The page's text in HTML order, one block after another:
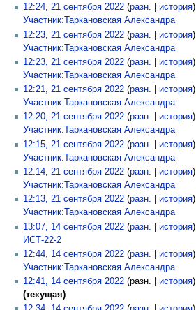
12:24, 21 сентября 2022 (разн. история)
Участник:Таркановская Александра‎
12:23, 21 сентября 2022 (разн. история)
Участник:Таркановская Александра
12:23, 21 сентября 2022 (разн. история)
Участник:Таркановская Александра‎
12:21, 21 сентября 2022 (разн. история)
Участник:Таркановская Александра‎
12:20, 21 сентября 2022 (разн. история)
Участник:Таркановская Александра‎
12:15, 21 сентября 2022 (разн. история)
Участник:Таркановская Александра
12:14, 21 сентября 2022 (разн. история)
Участник:Таркановская Александра‎
12:13, 21 сентября 2022 (разн. история)
Участник:Таркановская Александра‎
13:07, 14 сентября 2022 (разн. история)
ИСТ-22-2
12:44, 14 сентября 2022 (разн. история)
Участник:Таркановская Александра
12:41, 14 сентября 2022 (разн. | история)
(текущая)